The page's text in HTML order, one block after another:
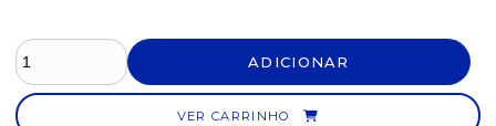
TINTA GUACHE ACRILEX 6 CORES - 15ML
TINTA PARA CARIMBO AZUL RADEX 40ML
ADICIONAR
VER CARRINHO